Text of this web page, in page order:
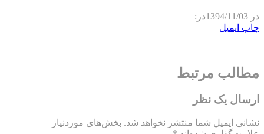
در 1394/11/03در:
چاپ ایمیل
مطالب مرتبط
ارسال یک نظر
نشانی ایمیل شما منتشر نخواهد شد. بخش‌های موردنیاز